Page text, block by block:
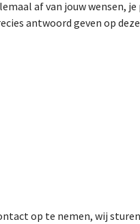
af van jouw wensen,
antwoord geven op
op te nemen, wij